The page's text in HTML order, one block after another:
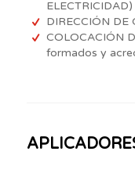
ELECTRICIDAD)
DIRECCIÓN DE
COLOCACIÓN
formados y